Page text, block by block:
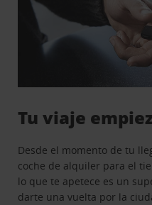
Tu viaje
Desde el momento de tu
coche de alquiler para el
lo que te apetece es un
darte una vuelta por la